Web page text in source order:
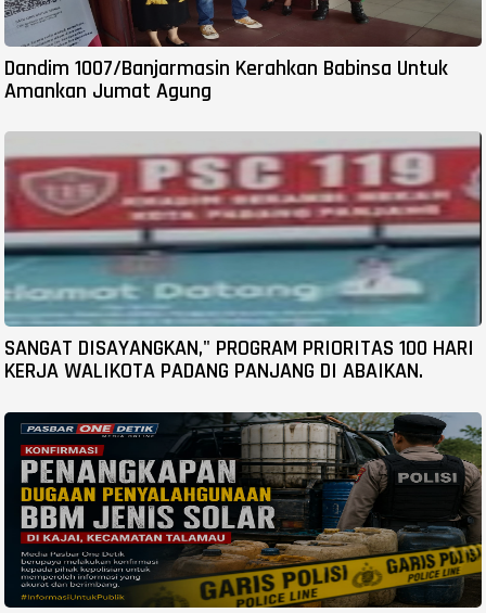
Dandim 1007/Banjarmasin Kerahkan Babinsa Untuk
Amankan Jumat Agung
SANGAT DISAYANGKAN," PROGRAM PRIORITAS 100 HARI
KERJA WALIKOTA PADANG PANJANG DI ABAIKAN.